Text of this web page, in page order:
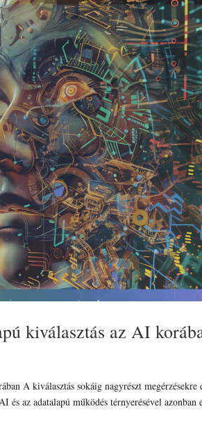
kiválasztás az AI
A kiválasztás sokáig nagyrészt
és az adatalapú működés térnyerésével